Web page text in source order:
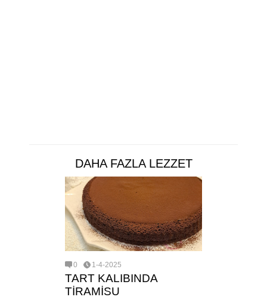
DAHA FAZLA LEZZET
0 1-4-2025
TART KALIBINDA
TİRAMİSU